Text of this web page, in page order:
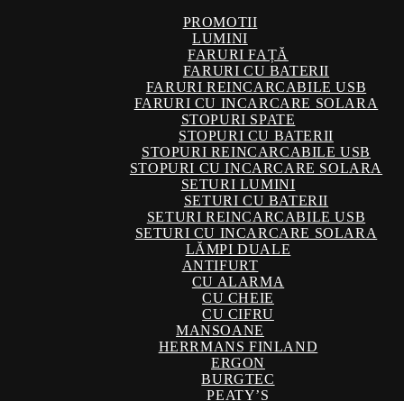
PROMOTII
LUMINI
FARURI FAȚĂ
FARURI CU BATERII
FARURI REINCARCABILE USB
FARURI CU INCARCARE SOLARA
STOPURI SPATE
STOPURI CU BATERII
STOPURI REINCARCABILE USB
STOPURI CU INCARCARE SOLARA
SETURI LUMINI
SETURI CU BATERII
SETURI REINCARCABILE USB
SETURI CU INCARCARE SOLARA
LĂMPI DUALE
ANTIFURT
CU ALARMA
CU CHEIE
CU CIFRU
MANSOANE
HERRMANS FINLAND
ERGON
BURGTEC
PEATY’S